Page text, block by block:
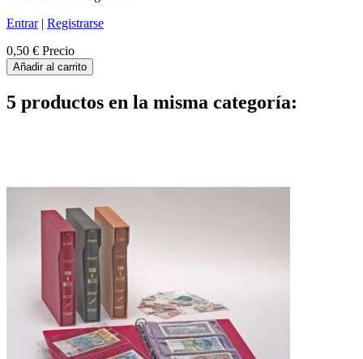
Entrar| Registrarse
0,50 € Precio
Añadir al carrito
5 productos en la misma categoría: